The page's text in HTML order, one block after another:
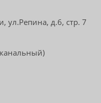
ул.Репина, д.6, стр. 7